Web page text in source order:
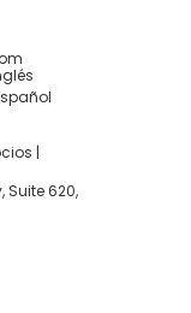
|
Suite 620,